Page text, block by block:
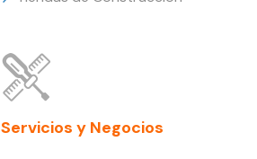
Servicios y Negocios